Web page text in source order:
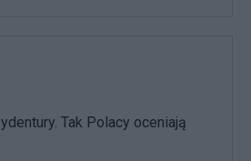
Tak Polacy oceniają